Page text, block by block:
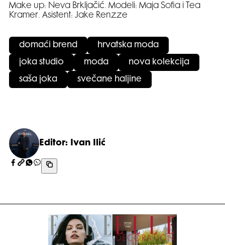
Make up: Neva Brkljačić. Modeli: Maja Sofia i Tea
Kramer. Asistent: Jake Renzze
domaći brend hrvatska moda
joka studio moda nova kolekcija
saša joka svečane haljine
Editor: Ivan Ilić